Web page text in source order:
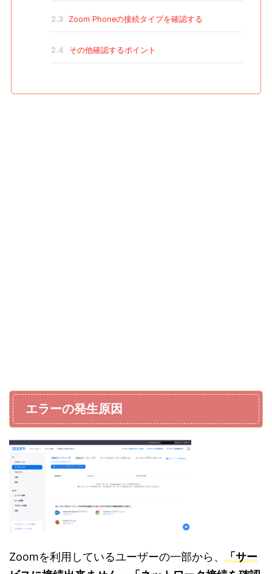
2.3 Zoom Phoneの接続タイプを確認する
2.4 その他確認するポイント
エラーの発生原因
Zoomを利用しているユーザーの一部から、 「サー